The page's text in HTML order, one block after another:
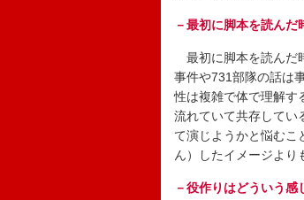
－最初に脚本を読んだ
最初に脚本を読んだ
事件や731部隊の話は
性は複雑で体で理解す
流れていて共存してい
て演じようかと悩むこ
ん）したイメージより
－役作りはどういう感